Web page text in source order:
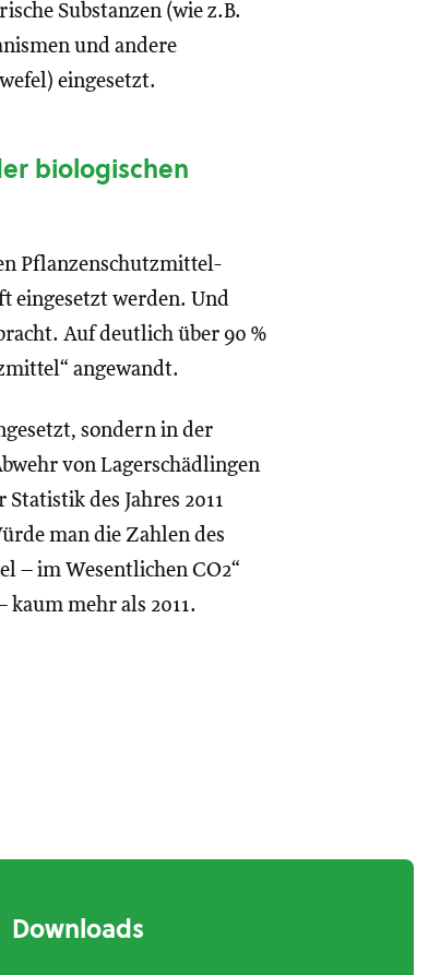
Substanzen (wie z.B.
und andere
eingesetzt.
biologischen
Pflanzenschutzmittel-
eingesetzt werden. Und
Auf deutlich über 90 %
angewandt.
sondern in der
von Lagerschädlingen
des Jahres 2011
man die Zahlen des
– im Wesentlichen CO2“
kaum mehr als 2011.
Downloads